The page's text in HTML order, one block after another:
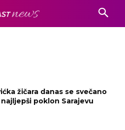
žičara danas se svečano
poklon Sarajevu